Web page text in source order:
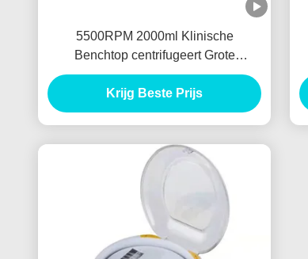
5500RPM 2000ml Klinische
Benchtop centrifugeert Grote
Geventileerde Capaciteit 5310RCF
Krijg Beste Prijs